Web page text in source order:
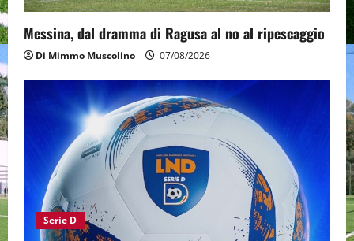
Messina, dal dramma di Ragusa al no al ripescaggio
Di Mimmo Muscolino 07/08/2026
Serie D